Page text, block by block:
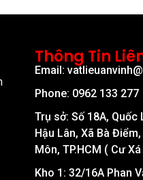
Thông Tin
Email:
Phone: 0962 133 277
Trụ sở: Số 18A, Quốc
Hậu Lân, Xã Bà
Môn, TP.HCM ( Cư
Kho 1: 32/16A Phan